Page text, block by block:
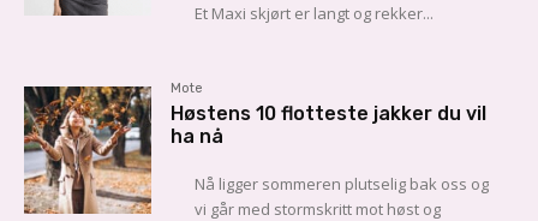
Et Maxi skjørt er langt og rekker...
Mote
Høstens 10 flotteste jakker du vil
ha nå
Nå ligger sommeren plutselig bak oss og
vi går med stormskritt mot høst og